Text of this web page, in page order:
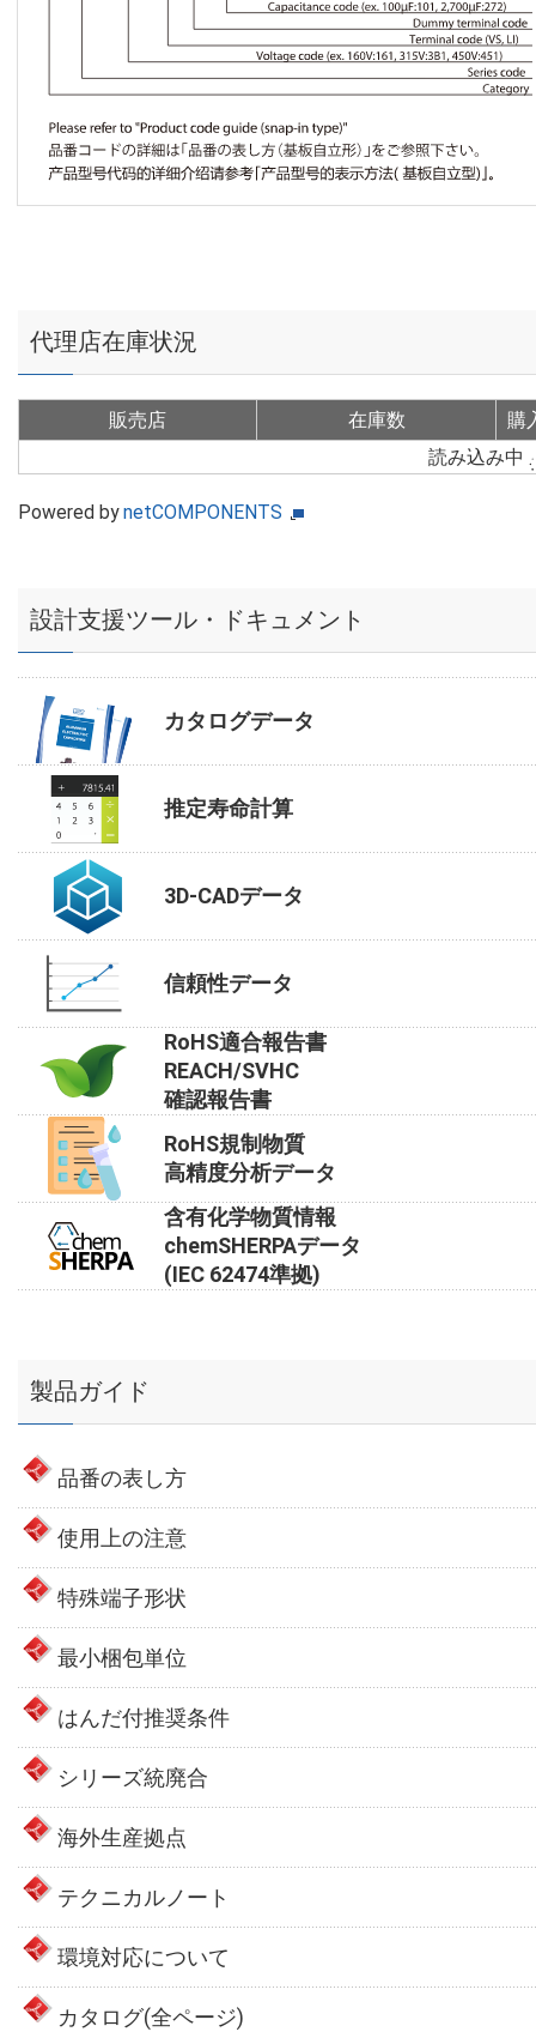
代理店在庫状況
販売店 在庫数
購
読み込み中
Powered bynetCOMPONENTS
設計支援ツール・ドキュメント
カタログデータ
推定寿命計算
3D-CADデータ
信頼性データ
RoHS適合報告書
REACH/SVHC
確認報告書
RoHS規制物質
高精度分析データ
含有化学物質情報
chemSHERPAデータ
(IEC 62474準拠)
製品ガイド
品番の表し方
使用上の注意
特殊端子形状
最小梱包単位
はんだ付推奨条件
シリーズ統廃合
海外生産拠点
テクニカルノート
環境対応について
カタログ(全ページ)